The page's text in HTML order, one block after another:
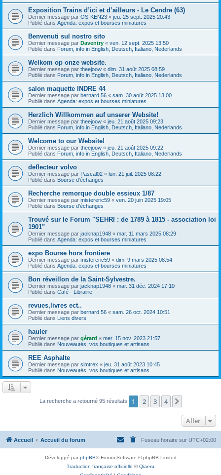
Exposition Trains d’ici et d’ailleurs - Le Cendre (63)
Dernier message par OS-KEN23 « jeu. 25 sept. 2025 20:43
Publié dans Agenda: expos et bourses miniatures
Benvenuti sul nostro sito
Dernier message par Daventry « ven. 12 sept. 2025 13:50
Publié dans Forum, info in English, Deutsch, Italiano, Nederlands
Welkom op onze website.
Dernier message par theejoow « dim. 31 août 2025 08:59
Publié dans Forum, info in English, Deutsch, Italiano, Nederlands
salon maquette INDRE 44
Dernier message par bernard 56 « sam. 30 août 2025 13:00
Publié dans Agenda: expos et bourses miniatures
Herzlich Willkommen auf unserer Website!
Dernier message par theejoow « jeu. 21 août 2025 09:23
Publié dans Forum, info in English, Deutsch, Italiano, Nederlands
Welcome to our Website!
Dernier message par theejoow « jeu. 21 août 2025 09:22
Publié dans Forum, info in English, Deutsch, Italiano, Nederlands
deflecteur volvo
Dernier message par Pascal02 « lun. 21 juil. 2025 08:22
Publié dans Bourse d'échanges
Recherche remorque double essieux 1/87
Dernier message par mistereric59 « ven. 20 juin 2025 19:05
Publié dans Bourse d'échanges
Trouvé sur le Forum "SEHRI : de 1789 à 1815 - association loi
1901"
Dernier message par jacknap1948 « mar. 11 mars 2025 08:29
Publié dans Agenda: expos et bourses miniatures
expo Bourse hors frontiere
Dernier message par mistereric59 « dim. 9 mars 2025 08:54
Publié dans Agenda: expos et bourses miniatures
Bon réveillon de la Saint-Sylvestre.
Dernier message par jacknap1948 « mar. 31 déc. 2024 17:10
Publié dans Café - Librairie
revues,livres ect..
Dernier message par bernard 56 « sam. 26 oct. 2024 10:51
Publié dans Liens divers
hauler
Dernier message par gérard « mer. 15 nov. 2023 21:57
Publié dans Nouveautés, vos boutiques et artisans
REE Asphalte
Dernier message par simtrex « jeu. 31 août 2023 10:45
Publié dans Nouveautés, vos boutiques et artisans
La recherche a retourné 95 résultats 1 2 3 4
Aller
Accueil Accueil du forum Fuseau horaire sur UTC+02:00
Développé parphpBB® Forum Software © phpBB Limited
Traduction française officielle ©Qiaeru